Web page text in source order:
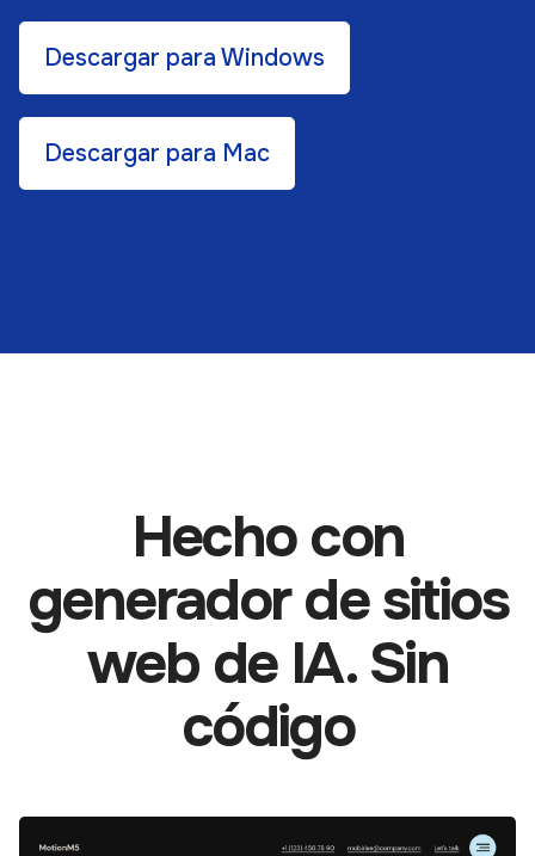
Descargar para Windows
Descargar para Mac
Hecho con
generador de sitios
web de IA. Sin
código